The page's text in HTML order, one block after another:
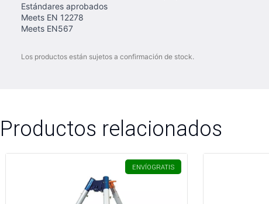
Estándares aprobados
Meets EN 12278
Meets EN567
Los productos están sujetos a confirmación de stock.
Productos relacionados
ENVÍOGRATIS